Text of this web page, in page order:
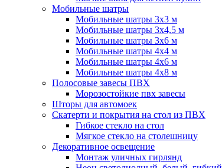
Мобильные шатры
Мобильные шатры 3х3 м
Мобильные шатры 3х4,5 м
Мобильные шатры 3х6 м
Мобильные шатры 4х4 м
Мобильные шатры 4х6 м
Мобильные шатры 4х8 м
Полосовые завесы ПВХ
Морозостойкие пвх завесы
Шторы для автомоек
Скатерти и покрытия на стол из ПВХ
Гибкое стекло на стол
Мягкое стекло на столешницу
Декоративное освещение
Монтаж уличных гирлянд